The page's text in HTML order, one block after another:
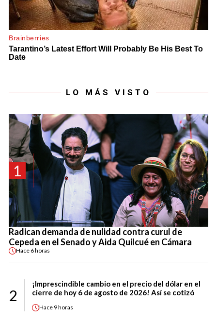
LO MÁS VISTO
1
Radican demanda de nulidad contra curul de
Cepeda en el Senado y Aida Quilcué en Cámara
Hace 6 horas
2
¡Imprescindible cambio en el precio del dólar en el
cierre de hoy 6 de agosto de 2026! Así se cotizó
Hace 9 horas